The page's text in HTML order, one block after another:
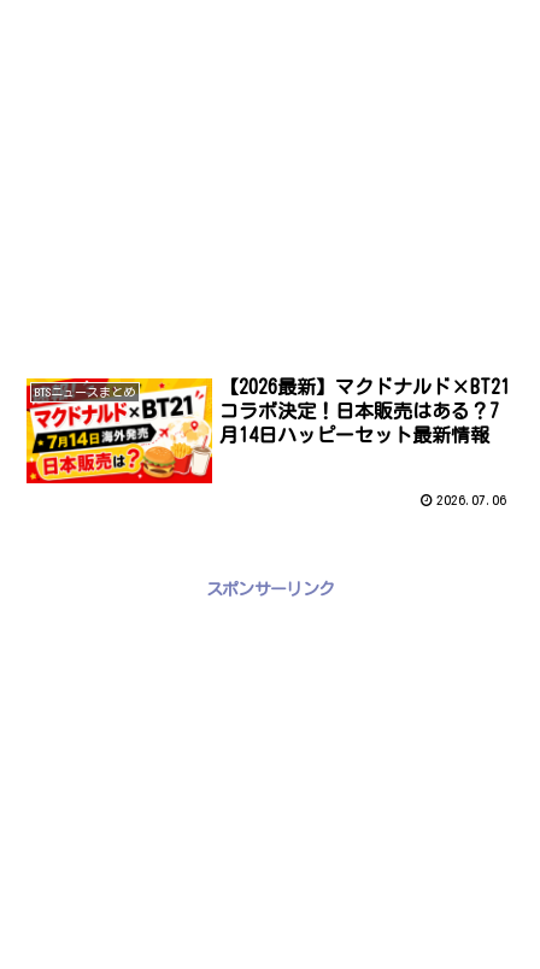
BTSニュースまとめ
【2026最新】マクドナルド×BT21
コラボ決定！日本販売はある？7
月14日ハッピーセット最新情報
2026.07.06
スポンサーリンク